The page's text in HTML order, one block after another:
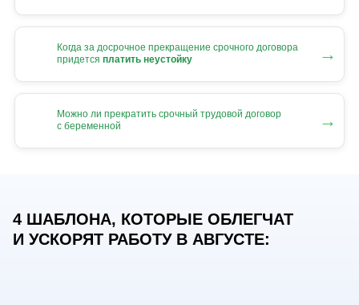
Когда за досрочное прекращение срочного договора
придется платить неустойку →
Можно ли прекратить срочный трудовой договор
с беременной
→
4 ШАБЛОНА, КОТОРЫЕ ОБЛЕГЧАТ
И УСКОРЯТ РАБОТУ В АВГУСТЕ: